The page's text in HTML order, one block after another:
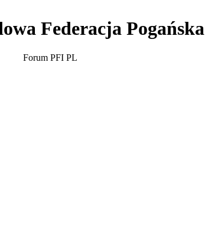
Federacja Pogańska
Forum PFI PL